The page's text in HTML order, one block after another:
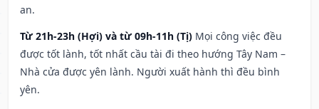
an.
Từ 21h-23h (Hợi) và từ 09h-11h (Tị) Mọi công việc đều
được tốt lành, tốt nhất cầu tài đi theo hướng Tây Nam –
Nhà cửa được yên lành. Người xuất hành thì đều bình
yên.